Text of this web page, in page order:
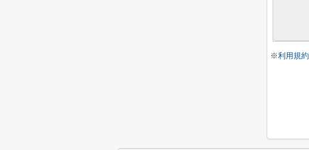
※利用規約